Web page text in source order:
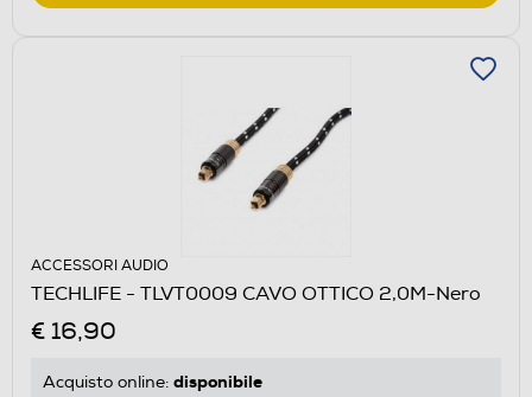
ACCESSORI AUDIO
TECHLIFE - TLVT0009 CAVO OTTICO 2,0M-Nero
€ 16,90
Acquisto online: disponibile